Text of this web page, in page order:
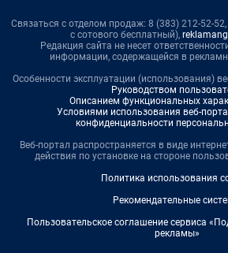
Связаться с отделом продаж: 8 (383) 212-52-
с сотового бесплатный),
Редакция сайта не несет
информации, содержащейся в
Особенности эксплуатации (использования)
Руководством
Описанием функциональных
Условиями использования веб-
конфиденциальности
Веб-портал распространяется в виде
действия по установке на стороне
Политика использования
Рекомендательные
Пользовательское соглашение сервиса
рекламы»